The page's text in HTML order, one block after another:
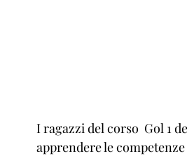
I ragazzi del corso  Gol 1
apprendere le